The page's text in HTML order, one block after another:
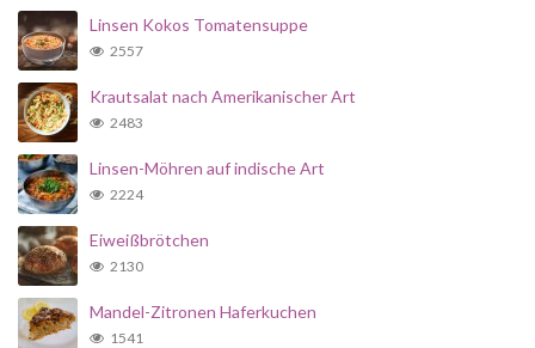
Linsen Kokos Tomatensuppe
2557
Krautsalat nach Amerikanischer Art
2483
Linsen-Möhren auf indische Art
2224
Eiweißbrötchen
2130
Mandel-Zitronen Haferkuchen
1541